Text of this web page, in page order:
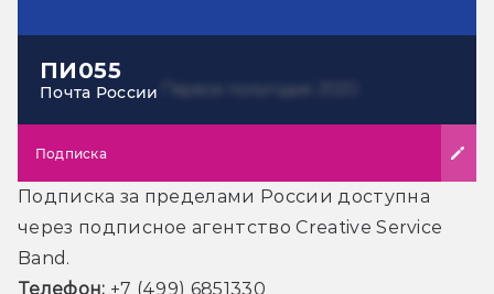
ПИ055
Почта России
Подписка
Подписка за пределами России доступна
через подписное агентство Creative Service
Band.
Телефон: +7 (499) 6851330